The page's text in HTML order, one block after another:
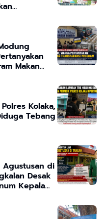
Makan
Kolaka,
Tebang
Agustusan di
Desak
Kepala